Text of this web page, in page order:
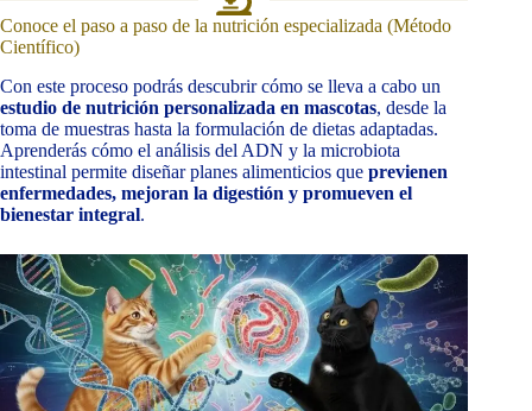
Conoce el paso a paso de la nutrición especializada (Método
Científico)
Con este proceso podrás descubrir cómo se lleva a cabo un
estudio de nutrición personalizada en mascotas, desde la
toma de muestras hasta la formulación de dietas adaptadas.
Aprenderás cómo el análisis del ADN y la microbiota
intestinal permite diseñar planes alimenticios que previenen
enfermedades, mejoran la digestión y promueven el
bienestar integral.